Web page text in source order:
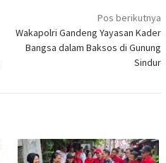
Pos berikutnya
Wakapolri Gandeng Yayasan Kader
Bangsa dalam Baksos di Gunung
Sindur